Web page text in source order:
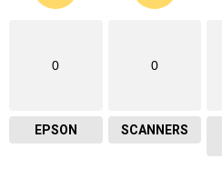
0
EPSON
0
SCANNERS